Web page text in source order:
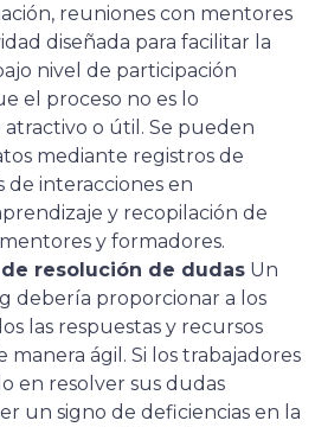
reuniones con mentores
diseñada para facilitar la
nivel de participación
el proceso no es lo
o útil. Se pueden
mediante registros de
de interacciones en
y recopilación de
y formadores.
resolución de dudas Un
debería proporcionar a los
las respuestas y recursos
manera ágil. Si los trabajadores
en resolver sus dudas
un signo de deficiencias en la